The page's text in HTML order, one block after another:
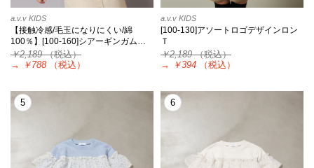
a.v.v KIDS
【接触冷感/毛玉になりにくい/綿
100％】[100-160]シアーギンガム…
￥2,189（税込）
→
￥788 （税込）
a.v.v KIDS
[100-130]アソートロゴデザインロン
Ｔ
￥2,189（税込）
→
￥394 （税込）
5 6